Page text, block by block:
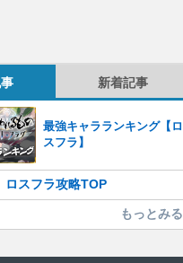
新着記事
最強キャラランキング【ロ
スフラ】
ロスフラ攻略TOP
もっとみる